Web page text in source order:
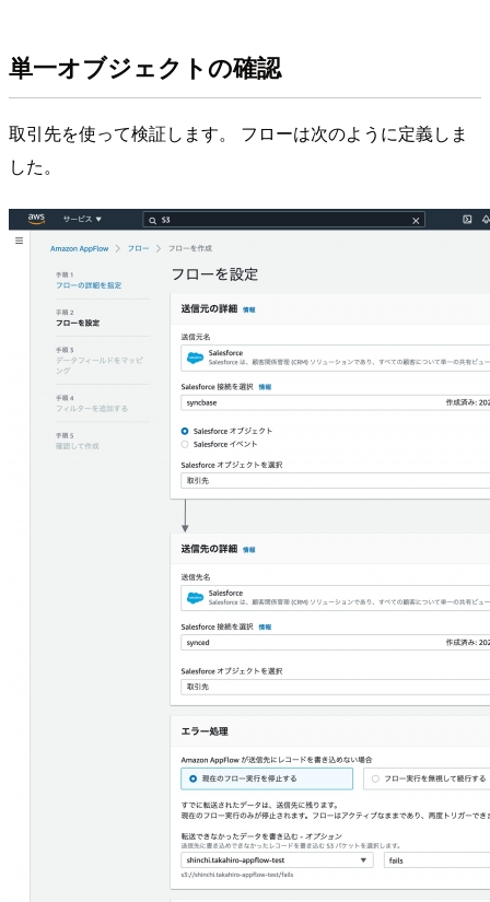
単一オブジェクトの確認
取引先を使って検証します。 フローは次のように定義しま
した。